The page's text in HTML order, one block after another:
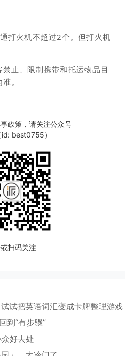
打火机不超过2个。但打火机
止、限制携带和托运物品目
。
政策，请关注公众号
best0755）
扫码关注
试把英语词汇变成卡牌整理游戏
到“有步骤”
好去处